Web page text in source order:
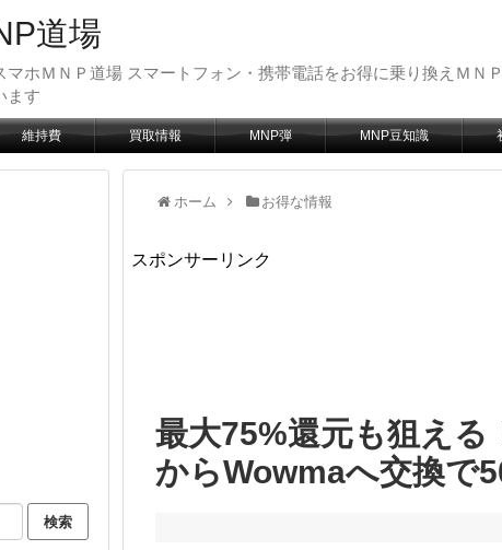
道場
マホＭＮＰ道場 スマートフォン・携帯電話をお得に乗り換えＭ
ます
維持費 買取情報 MNP弾 MNP豆知識
ホーム お得な情報
スポンサーリンク
最大75%還元も狙える
からWowmaへ交換で